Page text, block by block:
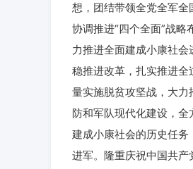
想，团结带领全党全军全
协调推进“四个全面”战
力推进全面建成小康社
稳推进改革，扎实推进
量实施脱贫攻坚战，大
防和军队现代化建设，
建成小康社会的历史任
进军。隆重庆祝中国共